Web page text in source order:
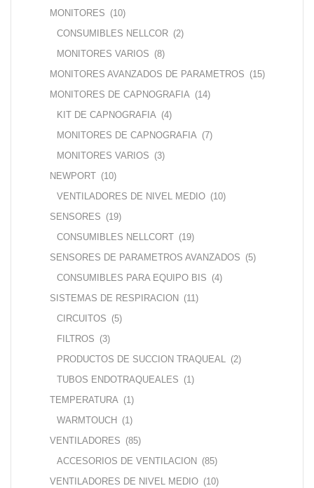
MONITORES (10)
CONSUMIBLES NELLCOR (2)
MONITORES VARIOS (8)
MONITORES AVANZADOS DE PARAMETROS (15)
MONITORES DE CAPNOGRAFIA (14)
KIT DE CAPNOGRAFIA (4)
MONITORES DE CAPNOGRAFIA (7)
MONITORES VARIOS (3)
NEWPORT (10)
VENTILADORES DE NIVEL MEDIO (10)
SENSORES (19)
CONSUMIBLES NELLCORT (19)
SENSORES DE PARAMETROS AVANZADOS (5)
CONSUMIBLES PARA EQUIPO BIS (4)
SISTEMAS DE RESPIRACION (11)
CIRCUITOS (5)
FILTROS (3)
PRODUCTOS DE SUCCION TRAQUEAL
(2)
TUBOS ENDOTRAQUEALES (1)
TEMPERATURA (1)
WARMTOUCH (1)
VENTILADORES (85)
ACCESORIOS DE VENTILACION (85)
VENTILADORES DE NIVEL MEDIO (10)